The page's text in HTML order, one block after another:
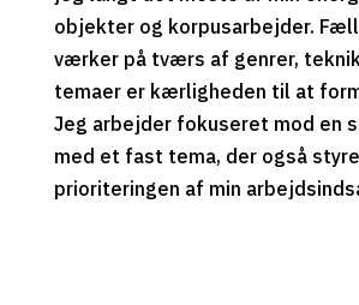
objekter og korpusarbejder.
værker på tværs af genrer,
temaer er kærligheden til at
Jeg arbejder fokuseret mod en
med et fast tema, der også
prioriteringen af min